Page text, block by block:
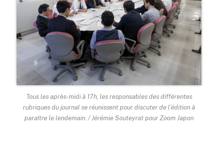
Tous les après-midi à 17h, les responsables des différentes
rubriques du journal se réunissent pour discuter de l’édition à
paraître le lendemain. / Jérémie Souteyrat pour Zoom Japon